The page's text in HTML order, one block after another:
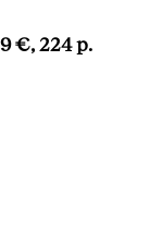
€, 224 p.